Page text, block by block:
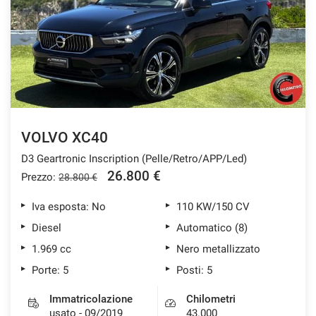
ASSISTENZA POST VENDITA
CONTATTI
NEWS
AREA COMMERCIANTI
VOLVO XC40
D3 Geartronic Inscription (Pelle/Retro/APP/Led)
Prezzo: 28.800 € 26.800 €
Iva esposta: No
110 KW/150 CV
Diesel
Automatico (8)
1.969 cc
Nero metallizzato
Porte: 5
Posti: 5
Immatricolazione
usato - 09/2019
Chilometri
43.000
tracciamento
che
adottiamo
per
offrire
le
funzionalità
e
le
attività
di
seguito
Per
maggiori
informazioni
e
funzionamento